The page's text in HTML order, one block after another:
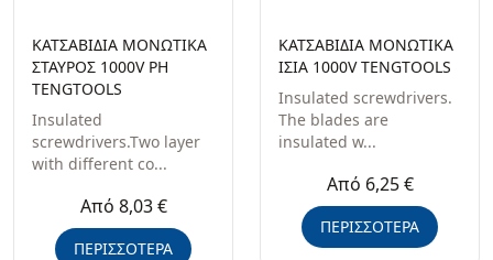
ΚΑΤΣΑΒΙΔΙΑ ΜΟΝΩΤΙΚΑ
ΣΤΑΥΡΟΣ 1000V PH
TENGTOOLS
Insulated
screwdrivers.Two layer
with different co...
Από 8,03 €
ΠΕΡΙΣΣΟΤΕΡΑ
ΚΑΤΣΑΒΙΔΙΑ ΜΟΝΩΤΙΚΑ
ΙΣΙΑ 1000V TENGTOOLS
Insulated screwdrivers.
The blades are
insulated w...
Από 6,25 €
ΠΕΡΙΣΣΟΤΕΡΑ